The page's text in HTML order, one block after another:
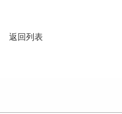
返回列表